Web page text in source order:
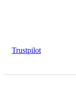
Trustpilot